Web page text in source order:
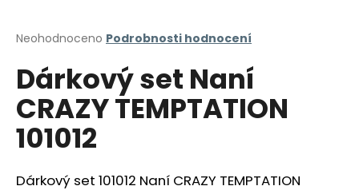
Průměrné
produktu
je
0,0
z
5
hvězdiček.
Neohodnoceno Podrobnosti hodnocení
Dárkový set Naní
CRAZY TEMPTATION
101012
Dárkový set 101012 Naní CRAZY TEMPTATION
j
t
?
HLEDAT